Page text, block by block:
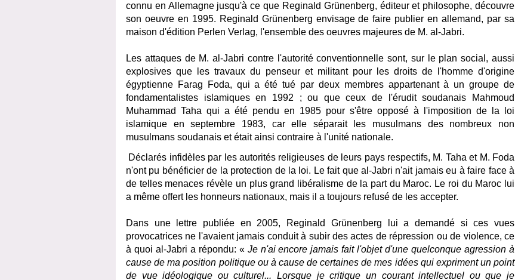
connu en Allemagne jusqu'à ce que Reginald Grünenberg, éditeur et philosophe, découvre
son oeuvre en 1995. Reginald Grünenberg envisage de faire publier en allemand, par sa
maison d'édition Perlen Verlag, l'ensemble des oeuvres majeures de M. al-Jabri.
Les attaques de M. al-Jabri contre l'autorité conventionnelle sont, sur le plan social, aussi
explosives que les travaux du penseur et militant pour les droits de l'homme d'origine
égyptienne Farag Foda, qui a été tué par deux membres appartenant à un groupe de
fondamentalistes islamiques en 1992 ; ou que ceux de l'érudit soudanais Mahmoud
Muhammad Taha qui a été pendu en 1985 pour s'être opposé à l'imposition de la loi
islamique en septembre 1983, car elle séparait les musulmans des nombreux non
musulmans soudanais et était ainsi contraire à l'unité nationale.
Déclarés infidèles par les autorités religieuses de leurs pays respectifs, M. Taha et M. Foda
n'ont pu bénéficier de la protection de la loi. Le fait que al-Jabri n'ait jamais eu à faire face à
de telles menaces révèle un plus grand libéralisme de la part du Maroc. Le roi du Maroc lui
a même offert les honneurs nationaux, mais il a toujours refusé de les accepter.
Dans une lettre publiée en 2005, Reginald Grünenberg lui a demandé si ces vues
provocatrices ne l'avaient jamais conduit à subir des actes de répression ou de violence, ce
à quoi al-Jabri a répondu: « Jen'ai encore jamais fait l'objet d'une quelconque agression à
cause de ma position politique ou à cause de certaines de mes idées qui expriment un point
de vue idéologique ou culturel... Lorsque je critique un courant intellectuel ou que je